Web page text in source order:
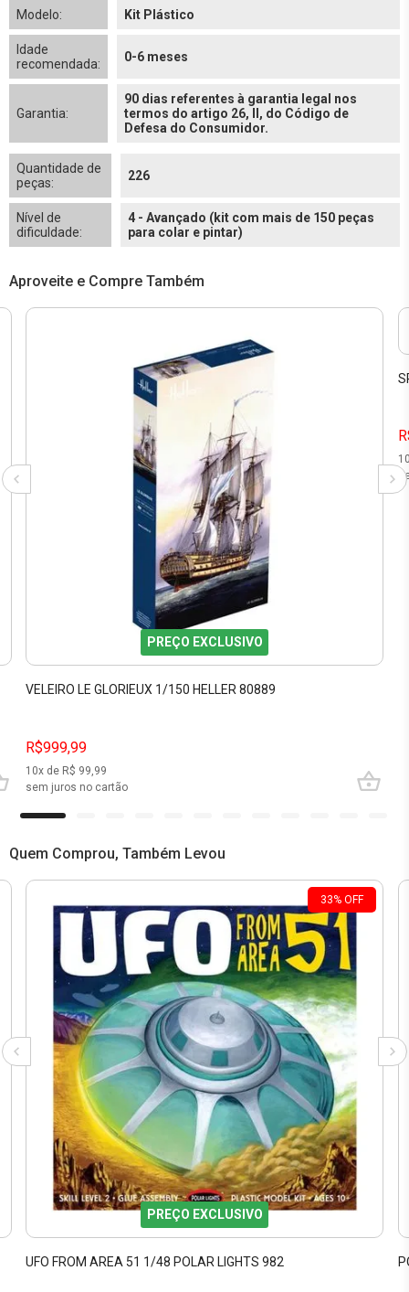
Modelo: Kit Plástico
Idade
recomendada:
0-6 meses
Garantia:
90 dias referentes à garantia legal nos
termos do artigo 26, II, do Código de
Defesa do Consumidor.
Quantidade de
peças:
226
Nível de
dificuldade:
4 - Avançado (kit com mais de 150 peças
para colar e pintar)
Aproveite e Compre Também
PREÇO EXCLUSIVO
VELEIRO LE GLORIEUX 1/150 HELLER 80889
R$999,99
10x de R$ 99,99
sem juros no cartão
Quem Comprou, Também Levou
33% OFF
PREÇO EXCLUSIVO
UFO FROM AREA 51 1/48 POLAR LIGHTS 982